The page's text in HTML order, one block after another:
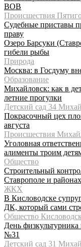
ВОВ
Происшествия
Судебные приставы
праву
Озеро Барсуки
гибели рыбы
Природа
Москва: в Госдуму
Образование
Михайловск: как в
летние прогулки
Детский сад 34
Покрасочный цех
августа
Происшествия
Уголовная
алименты троим
Общество
Строительный
Ставрополе и районах
ЖКХ
В Кисловодске
ДК, который сами
Общество Кисловодск
День
№31
Детский сад 31